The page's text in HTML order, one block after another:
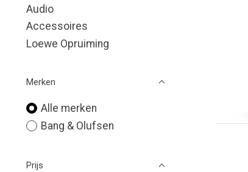
Audio
Accessoires
Loewe Opruiming
Merken
Alle merken
Bang & Olufsen
Prijs